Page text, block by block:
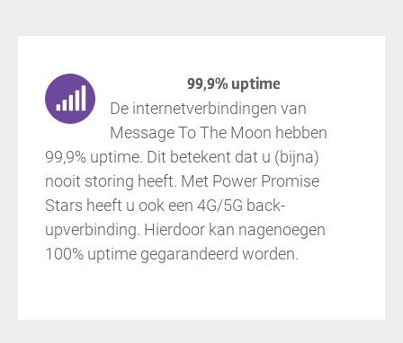
99,9% uptime
De internetverbindingen van
Message To The Moon hebben
99,9% uptime. Dit betekent dat u (bijna)
nooit storing heeft. Met Power Promise
Stars heeft u ook een 4G/5G back-
upverbinding. Hierdoor kan nagenoegen
100% uptime gegarandeerd worden.